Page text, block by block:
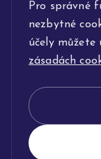
Pro správné
nezbytné
účely můžete
zásadách
INFORMACE
POPIS SLUŽEB
KLENOTNICTVÍ